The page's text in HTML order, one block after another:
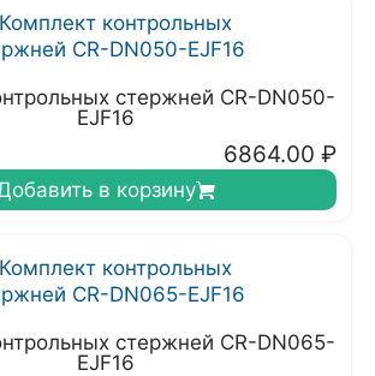
стержней CR-DN050-
EJF16
6864.00 ₽
в корзину
стержней CR-DN065-
EJF16